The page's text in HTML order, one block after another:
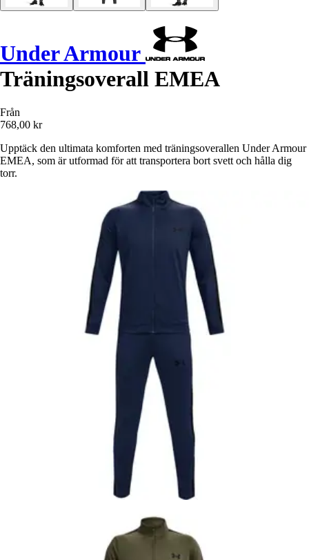
Under Armour
Träningsoverall EMEA
Från
768,00 kr
Upptäck den ultimata komforten med träningsoverallen Under Armour
EMEA, som är utformad för att transportera bort svett och hålla dig
torr.